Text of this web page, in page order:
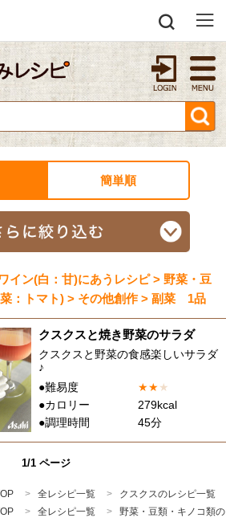
簡単順
イン(白：甘)にあうレシピ > 野菜・豆
：トマト) > その他創作 > 副菜 1品
クスクスと焼き野菜のサラダ
クスクスと野菜の食感楽しいサラダ
♪
●難易度
★★★
●カロリー
279kcal
●調理時間
45分
1/1 ページ
全レシピ一覧
クスクスのレシピ一覧
全レシピ一覧 野菜・豆類・キノコ類